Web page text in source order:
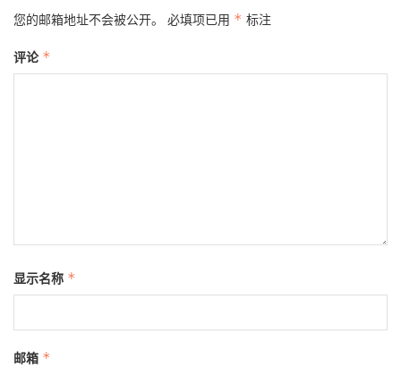
您的邮箱地址不会被公开。 必填项已用 * 标注
评论 *
显示名称 *
邮箱 *